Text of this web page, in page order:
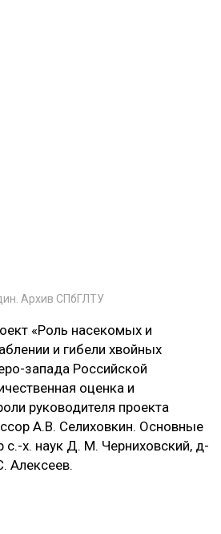
Архив СПбГЛТУ
«Роль насекомых и
и гибели хвойных
запада Российской
оценка и
руководителя проекта
А.В. Селиховкин. Основные
с.-х. наук Д. М. Черниховский, д-
Алексеев.